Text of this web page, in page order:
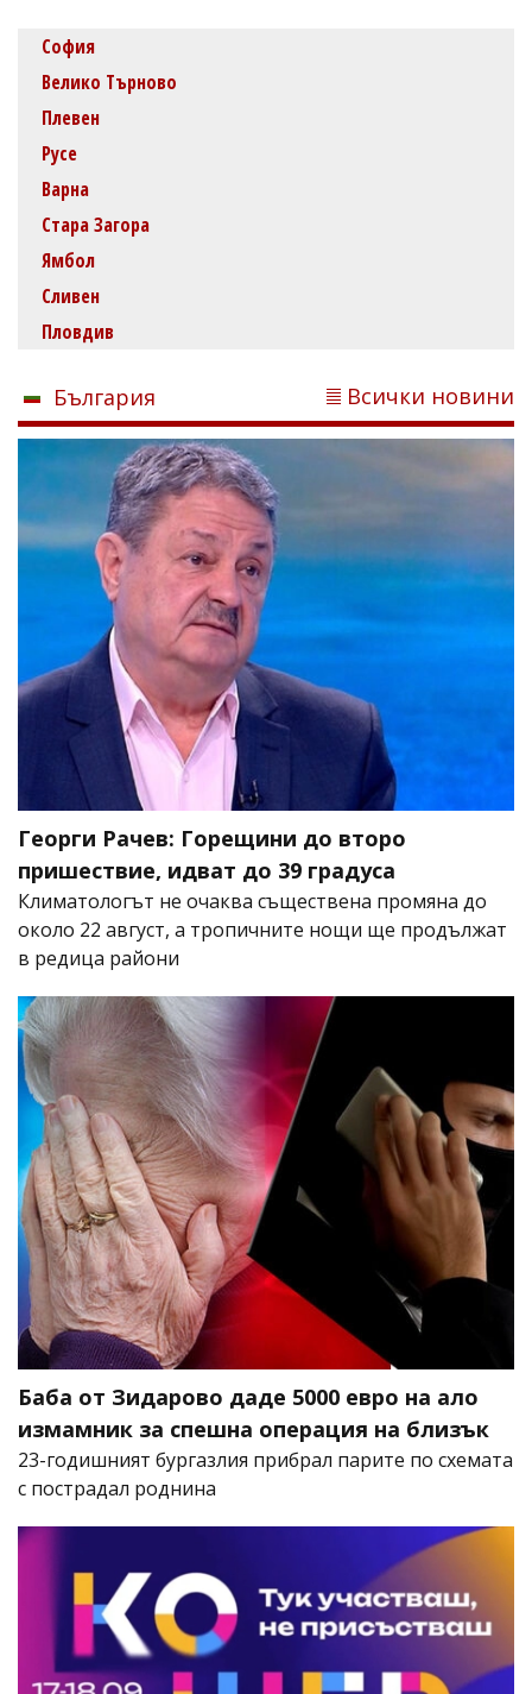
София
Велико Търново
Плевен
Русе
Варна
Стара Загора
Ямбол
Сливен
Пловдив
България Всички новини
Георги Рачев: Горещини до второ
пришествие, идват до 39 градуса
Климатологът не очаква съществена промяна до
около 22 август, а тропичните нощи ще продължат
в редица райони
Баба от Зидарово даде 5000 евро на ало
измамник за спешна операция на близък
23-годишният бургазлия прибрал парите по схемата
с пострадал роднина